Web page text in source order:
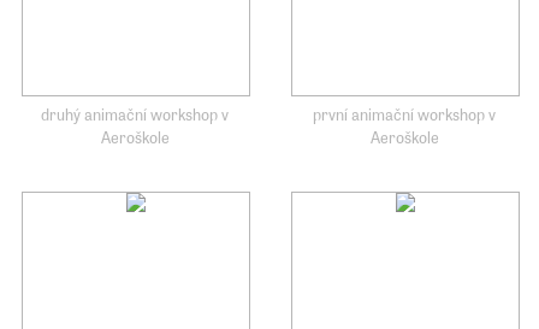
druhý animační workshop v
Aeroškole
první animační workshop v
Aeroškole